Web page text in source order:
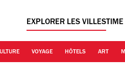
EXPLORER LES VILLES
VOYAGE HÔTELS ART